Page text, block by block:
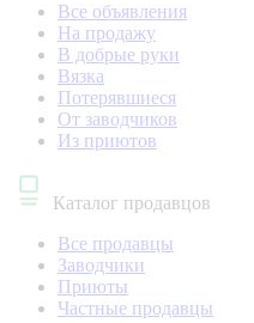
Все объявления
На продажу
В добрые руки
Вязка
Потерявшиеся
От заводчиков
Из приютов
Каталог продавцов
Все продавцы
Заводчики
Приюты
Частные продавцы